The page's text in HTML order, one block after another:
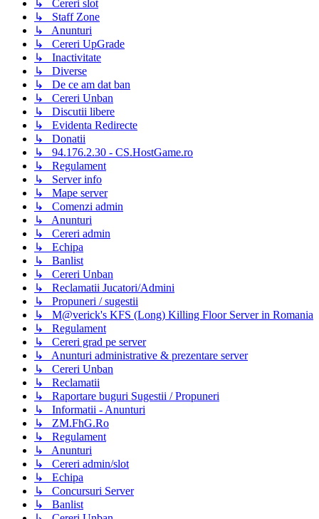
↳ Cereri slot
↳ Staff Zone
↳ Anunturi
↳ Cereri UpGrade
↳ Inactivitate
↳ Diverse
↳ De ce am dat ban
↳ Cereri Unban
↳ Discutii libere
↳ Evidenta Redirecte
↳ Donatii
↳ 94.176.2.30 - CS.HostGame.ro
↳ Regulament
↳ Server info
↳ Mape server
↳ Comenzi admin
↳ Anunturi
↳ Cereri admin
↳ Echipa
↳ Banlist
↳ Cereri Unban
↳ Reclamatii Jucatori/Admini
↳ Propuneri / sugestii
↳ M@verick's KFS (Long) Killing Floor Server in Romania
↳ Regulament
↳ Cereri grad pe server
↳ Anunturi administrative & prezentare server
↳ Cereri Unban
↳ Reclamatii
↳ Raportare buguri Sugestii / Propuneri
↳ Informatii - Anunturi
↳ ZM.FhG.Ro
↳ Regulament
↳ Anunturi
↳ Cereri admin/slot
↳ Echipa
↳ Concursuri Server
↳ Banlist